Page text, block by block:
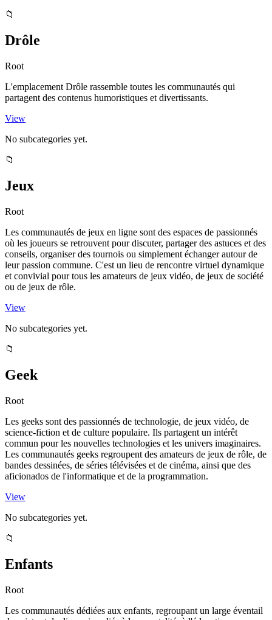
📁
Drôle
Root
L'emplacement Drôle rassemble toutes les communautés qui
partagent des contenus humoristiques et divertissants.
View
No subcategories yet.
📁
Jeux
Root
Les communautés de jeux en ligne sont des espaces de passionnés
où les joueurs se retrouvent pour discuter, partager des astuces et des
conseils, organiser des tournois ou simplement échanger autour de
leur passion commune. C'est un lieu de rencontre virtuel dynamique
et convivial pour tous les amateurs de jeux vidéo, de jeux de société
ou de jeux de rôle.
View
No subcategories yet.
📁
Geek
Root
Les geeks sont des passionnés de technologie, de jeux vidéo, de
science-fiction et de culture populaire. Ils partagent un intérêt
commun pour les nouvelles technologies et les univers imaginaires.
Les communautés geeks regroupent des amateurs de jeux de rôle, de
bandes dessinées, de séries télévisées et de cinéma, ainsi que des
aficionados de l'informatique et de la programmation.
View
No subcategories yet.
📁
Enfants
Root
Les communautés dédiées aux enfants, regroupant un large éventail